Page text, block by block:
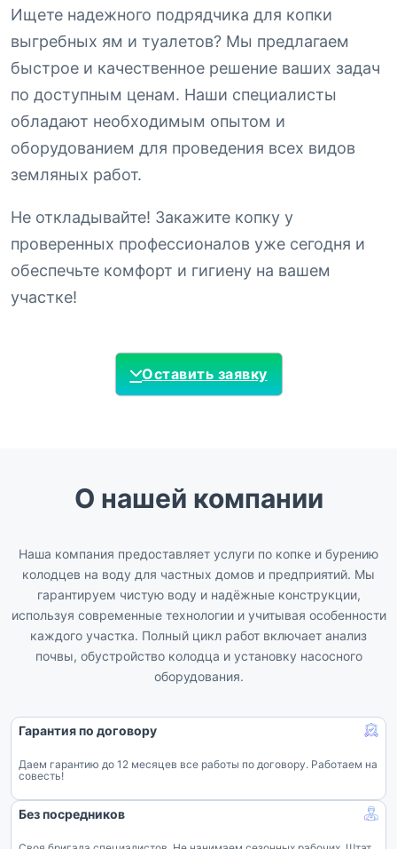
Ищете надежного подрядчика для копки
выгребных ям и туалетов? Мы предлагаем
быстрое и качественное решение ваших задач
по доступным ценам. Наши специалисты
обладают необходимым опытом и
оборудованием для проведения всех видов
земляных работ.
Не откладывайте! Закажите копку у
проверенных профессионалов уже сегодня и
обеспечьте комфорт и гигиену на вашем
участке!
Оставить заявку
О нашей компании
Наша компания предоставляет услуги по копке и бурению
колодцев на воду для частных домов и предприятий. Мы
гарантируем чистую воду и надёжные конструкции,
используя современные технологии и учитывая особенности
каждого участка. Полный цикл работ включает анализ
почвы, обустройство колодца и установку насосного
оборудования.
Гарантия по договору
Даем гарантию до 12 месяцев все работы по договору. Работаем на
совесть!
Без посредников